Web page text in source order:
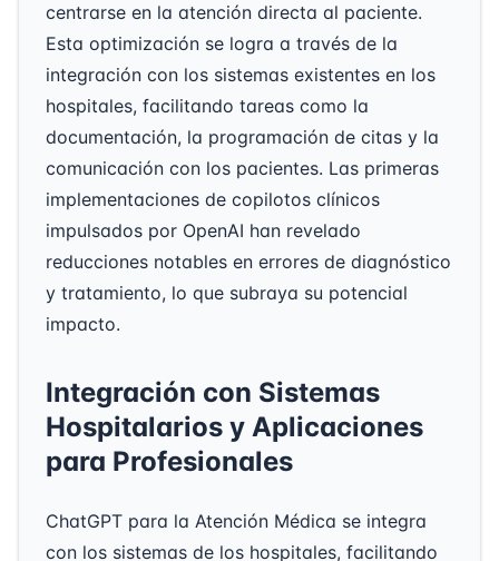
centrarse en la atención directa al paciente.
Esta optimización se logra a través de la
integración con los sistemas existentes en los
hospitales, facilitando tareas como la
documentación, la programación de citas y la
comunicación con los pacientes. Las primeras
implementaciones de copilotos clínicos
impulsados por OpenAI han revelado
reducciones notables en errores de diagnóstico
y tratamiento, lo que subraya su potencial
impacto.
Integración con Sistemas
Hospitalarios y Aplicaciones
para Profesionales
ChatGPT para la Atención Médica se integra
con los sistemas de los hospitales, facilitando